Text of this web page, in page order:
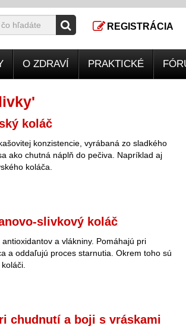
REGISTRÁCIA
O ZDRAVÍ PRAKTICKÉ
koláč
konzistencie, vyrábaná zo sladkého
ako chutná náplň do pečiva. Napríklad aj
koláča.
slivkový koláč
a vlákniny. Pomáhajú pri
a oddaľujú proces starnutia. Okrem toho sú
chudnutí a boji s vráskami